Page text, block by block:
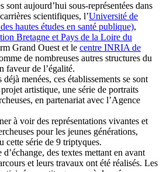
sont aujourd’hui sous-représentées dans
scientifiques, l’Université de
hautes études en santé publique),
Bretagne et Pays de la Loire du
Grand Ouest et le centre INRIA de
de nombreuses autres structures du
faveur de l’égalité.
menées, ces établissements se sont
artistique, une série de portraits
en partenariat avec l’Agence
à voir des représentations vivantes et
pour les jeunes générations,
cette série de 9 triptyques.
des textes mettant en avant
et leurs travaux ont été réalisés. Les